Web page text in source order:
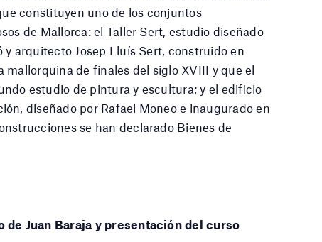
constituyen uno de los conjuntos
de Mallorca: el Taller Sert, estudio diseñado
y arquitecto Josep Lluís Sert, construido en
mallorquina de finales del siglo XVIII y que el
estudio de pintura y escultura; y el edificio
diseñado por Rafael Moneo e inaugurado en
se han declarado Bienes de
de Juan Baraja y presentación del curso